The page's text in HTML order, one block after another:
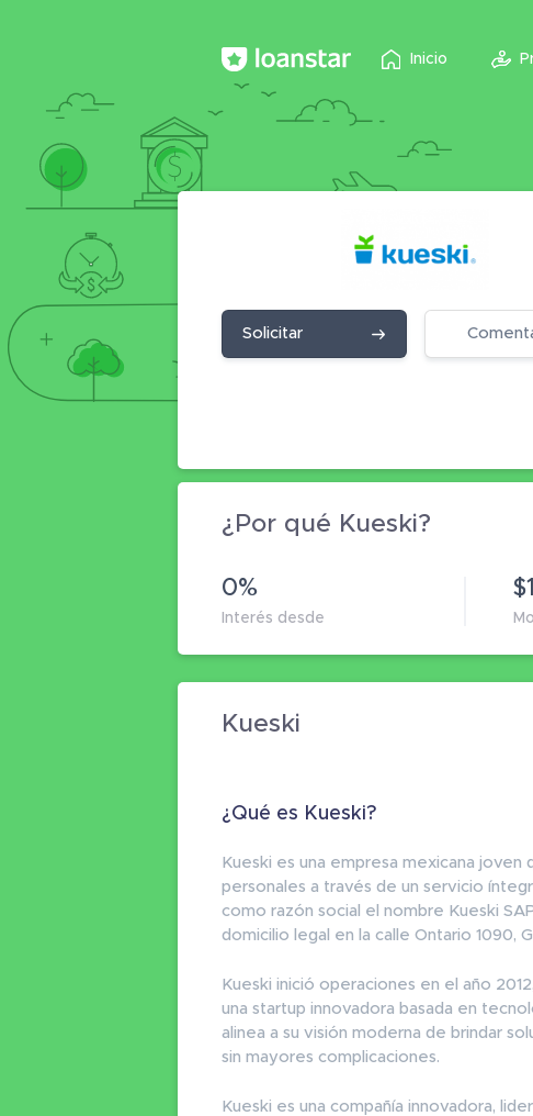
Inicio
Solicitar
¿Por qué Kueski?
0%
Interés desde
Kueski
¿Qué es Kueski?
Kueski es una empresa mexicana
personales a través de un servicio
como razón social el nombre Kueski
domicilio legal en la calle Ontario 1090,
Kueski inició operaciones en el año
una startup innovadora basada en
alinea a su visión moderna de brindar
sin mayores complicaciones.
Kueski es una compañía innovadora,